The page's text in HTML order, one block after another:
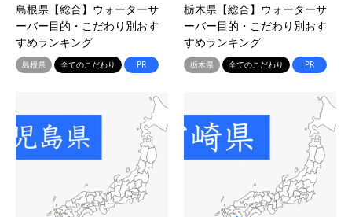
島根県【総合】ウォーターサ
ーバー目的・こだわり別おす
すめランキング
島根県 全てのこだわり PR
栃木県【総合】ウォーターサ
ーバー目的・こだわり別おす
すめランキング
栃木県 全てのこだわり PR